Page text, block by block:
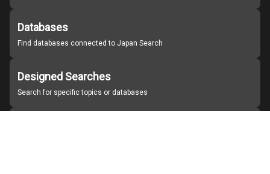
Databases
Find databases connected to Japan Search
Designed Searches
Search for specific topics or databases